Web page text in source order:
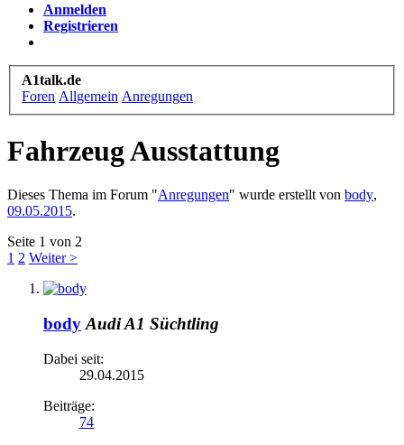
Anmelden
Registrieren
A1talk.de
Foren Allgemein Anregungen
Fahrzeug Ausstattung
Dieses Thema im Forum "Anregungen" wurde erstellt von body,
09.05.2015.
Seite 1 von 2
1 2 Weiter >
body Audi A1 Süchtling
Dabei seit:
29.04.2015
Beiträge:
74